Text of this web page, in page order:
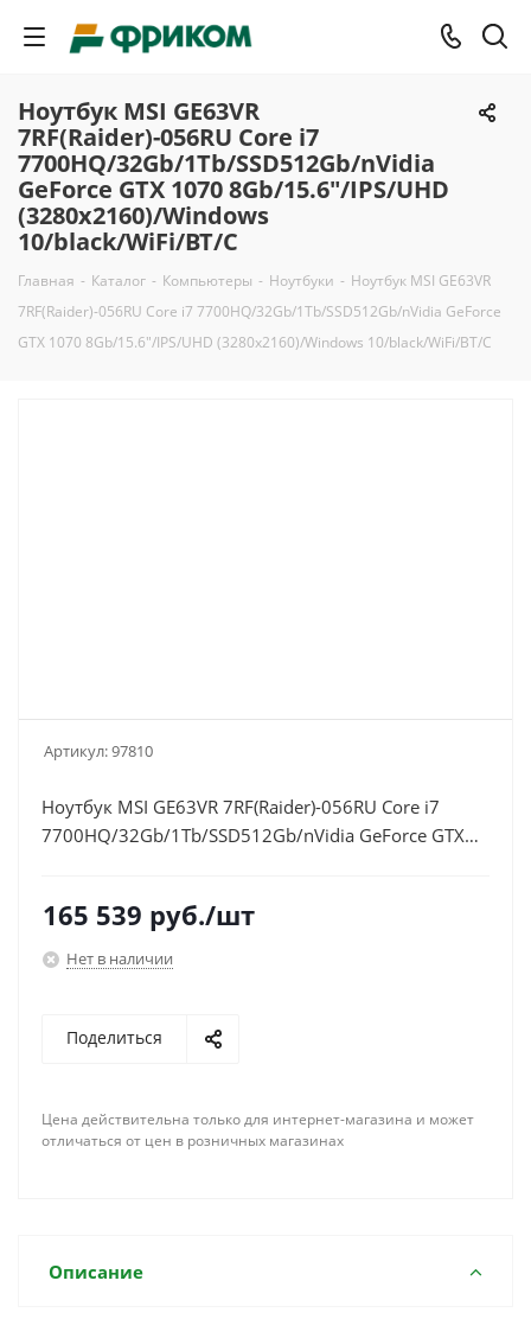
Ноутбук MSI GE63VR
7RF(Raider)-056RU Core i7
7700HQ/32Gb/1Tb/SSD512Gb/nVidia
GeForce GTX 1070 8Gb/15.6"/IPS/UHD
(3280x2160)/Windows
10/black/WiFi/BT/C
Главная - Каталог - Компьютеры - Ноутбуки - Ноутбук MSI GE63VR
7RF(Raider)-056RU Core i7 7700HQ/32Gb/1Tb/SSD512Gb/nVidia GeForce
GTX 1070 8Gb/15.6"/IPS/UHD (3280x2160)/Windows 10/black/WiFi/BT/C
Артикул:97810
Ноутбук MSI GE63VR 7RF(Raider)-056RU Core i7
7700HQ/32Gb/1Tb/SSD512Gb/nVidia GeForce GTX
165 539 руб./шт
Нет в наличии
Поделиться
Цена действительна только для интернет-магазина и может
отличаться от цен в розничных магазинах
Описание